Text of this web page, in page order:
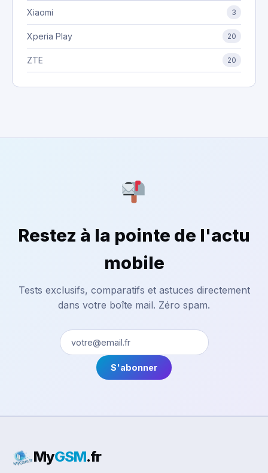
Xiaomi 3
Xperia Play 20
ZTE 20
Restez à la pointe de l'actu
mobile
Tests exclusifs, comparatifs et astuces directement
dans votre boîte mail. Zéro spam.
S'abonner
MyGSM.fr